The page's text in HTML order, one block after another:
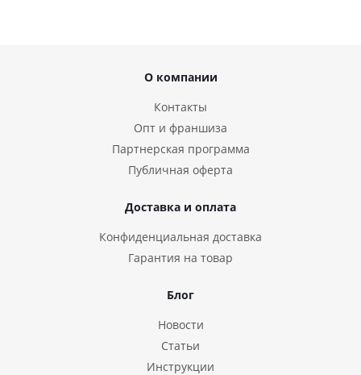
О компании
Контакты
Опт и франшиза
Партнерская программа
Публичная оферта
Доставка и оплата
Конфиденциальная доставка
Гарантия на товар
Блог
Новости
Статьи
Инструкции